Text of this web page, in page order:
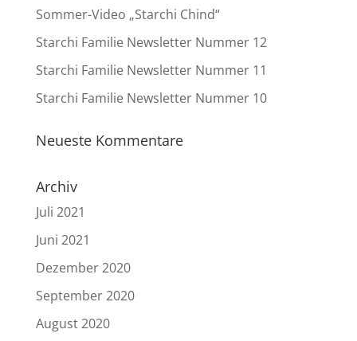
Sommer-Video „Starchi Chind“
Starchi Familie Newsletter Nummer 12
Starchi Familie Newsletter Nummer 11
Starchi Familie Newsletter Nummer 10
Neueste Kommentare
Archiv
Juli 2021
Juni 2021
Dezember 2020
September 2020
August 2020